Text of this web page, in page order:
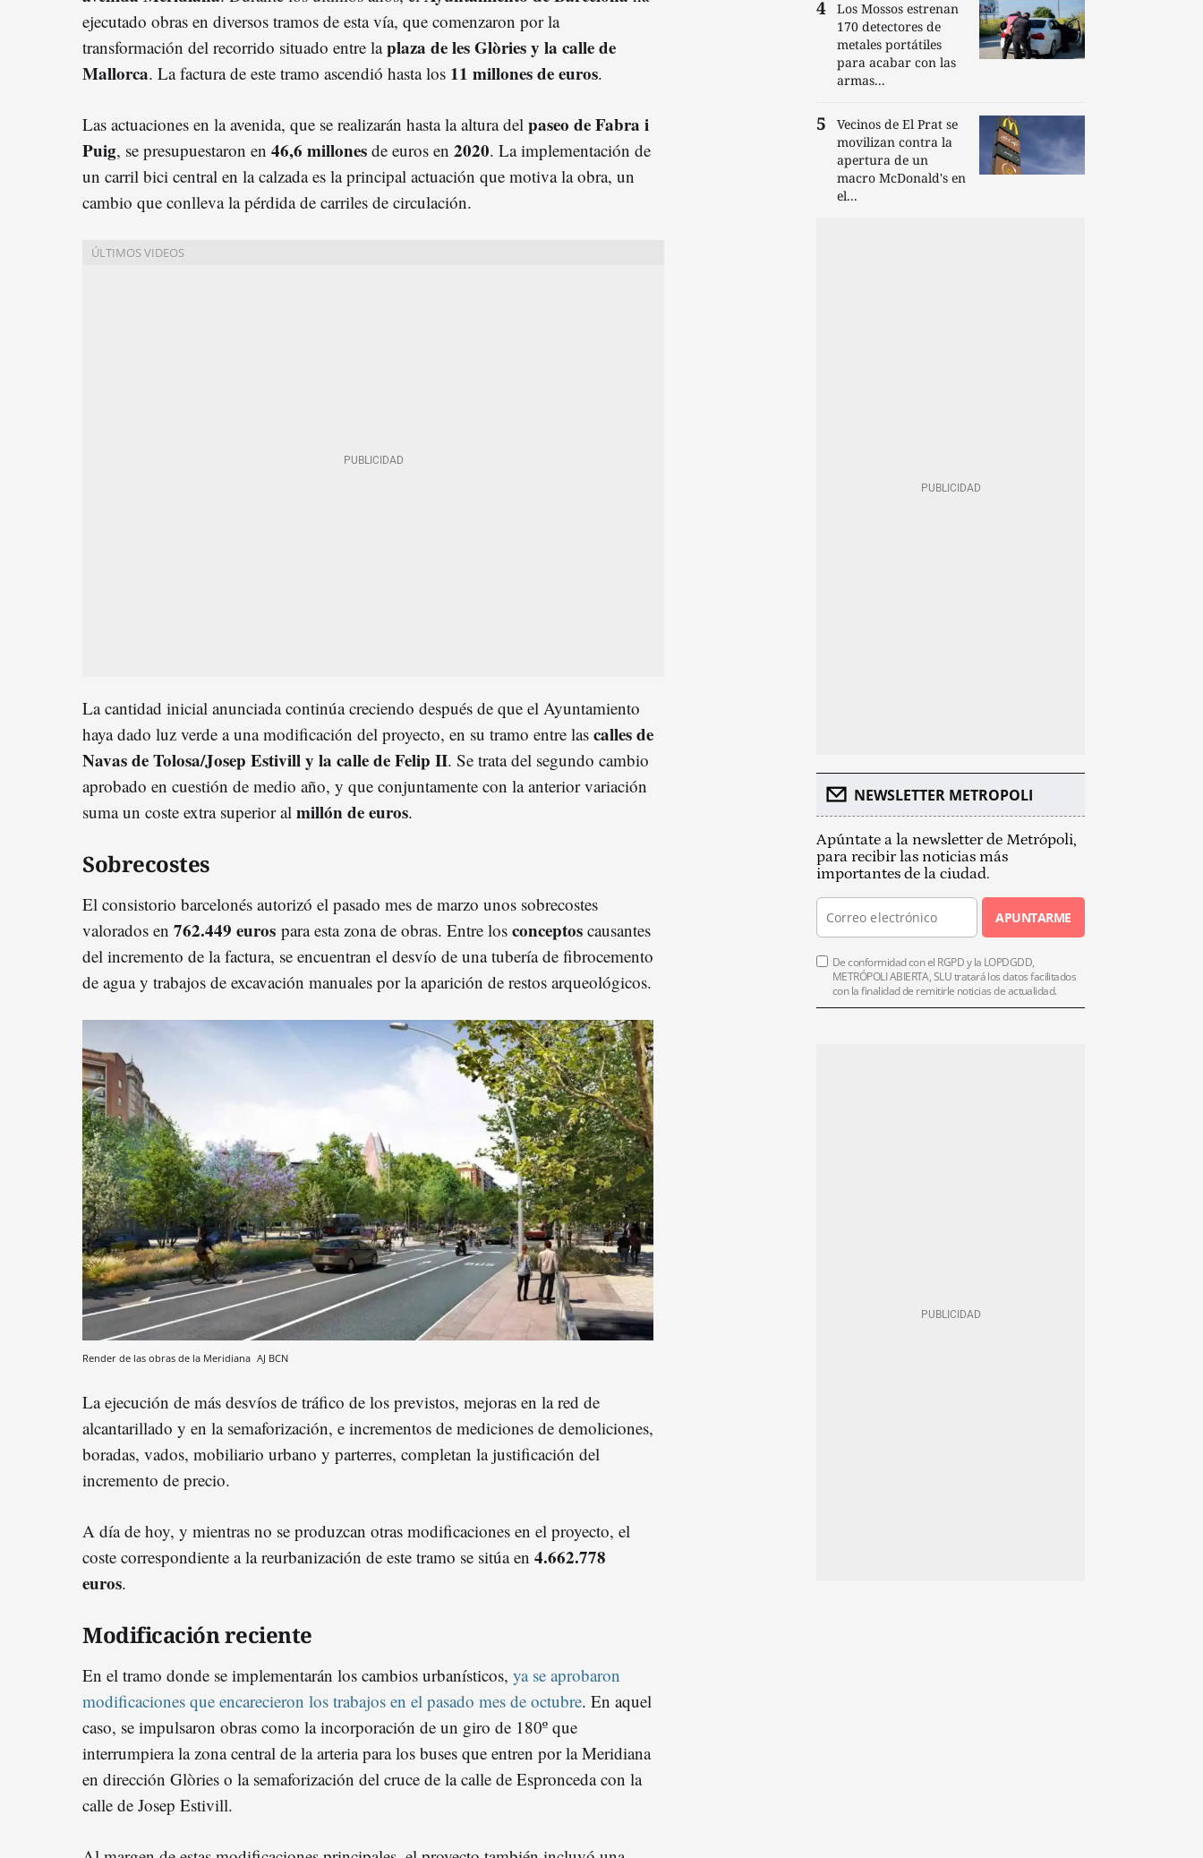
ejecutado obras en diversos tramos de esta vía, que comenzaron por la
transformación del recorrido situado entre laplaza de les Glòries y la calle de
Mallorca. La factura de este tramo ascendió hasta los 11 millones de euros.
Las actuaciones en la avenida, que se realizarán hasta la altura del paseo de Fabra i
Puig, se presupuestaron en 46,6 millones de euros en 2020. La implementación de
un carril bici central en la calzada es la principal actuación que motiva la obra, un
cambio que conlleva la pérdida de carriles de circulación.
La cantidad inicial anunciada continúa creciendo después de que el Ayuntamiento
haya dado luz verde a una modificación del proyecto, en su tramo entre las calles de
Navas de Tolosa/Josep Estivill y la calle de Felip II. Se trata del segundo cambio
aprobado en cuestión de medio año, y que conjuntamente con la anterior variación
suma un coste extra superior al millón de euros.
Sobrecostes
El consistorio barcelonés autorizó el pasado mes de marzo unos sobrecostes
valorados en 762.449 euros para esta zona de obras. Entre los conceptos causantes
del incremento de la factura, se encuentran el desvío de una tubería de fibrocemento
de agua y trabajos de excavación manuales por la aparición de restos arqueológicos.
Render de las obras de la Meridiana AJ BCN
La ejecución de más desvíos de tráfico de los previstos, mejoras en la red de
alcantarillado y en la semaforización, e incrementos de mediciones de demoliciones,
boradas, vados, mobiliario urbano y parterres, completan la justificación del
incremento de precio.
A día de hoy, y mientras no se produzcan otras modificaciones en el proyecto, el
coste correspondiente a la reurbanización de este tramo se sitúa en 4.662.778
euros.
Modificación reciente
En el tramo donde se implementarán los cambios urbanísticos, ya se aprobaron
modificaciones que encarecieron los trabajos en el pasado mes de octubre. En aquel
caso, se impulsaron obras como la incorporación de un giro de 180º que
interrumpiera la zona central de la arteria para los buses que entren por la Meridiana
en dirección Glòries o la semaforización del cruce de la calle de Espronceda con la
calle de Josep Estivill.
Los Mossos estrenan
170 detectores de
metales portátiles
para acabar con las
armas...
Vecinos de El Prat se
movilizan contra la
apertura de un
macro McDonald's en
el...
NEWSLETTER METROPOLI
Apúntate a la newsletter de Metrópoli,
para recibir las noticias más
importantes de la ciudad.
APUNTARME
De conformidad con el RGPD y la LOPDGDD,
METRÓPOLI ABIERTA, SLU tratará los datos facilitados
con la finalidad de remitirle noticias de actualidad.